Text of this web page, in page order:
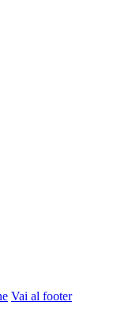
Vai al footer